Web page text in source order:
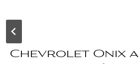
Chevrolet Onix a